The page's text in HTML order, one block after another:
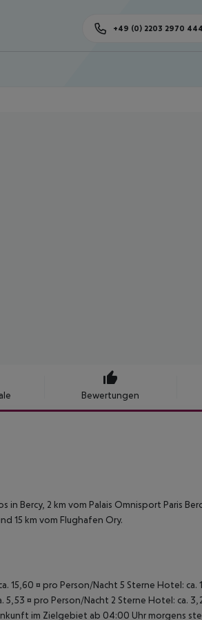
+49 (0) 2203 2970 444
Bewertungen
Bercy, 2 km vom Palais Omnisport Paris
15 km vom Flughafen Ory.
¤ pro Person/Nacht 5 Sterne Hotel: ca.
¤ pro Person/Nacht 2 Sterne Hotel: ca.
im Zielgebiet ab 04:00 Uhr morgens